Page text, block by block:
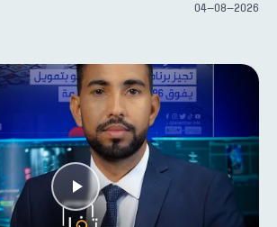
04-08-2026